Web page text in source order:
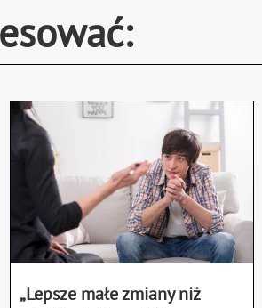
„Lepsze małe zmiany niż